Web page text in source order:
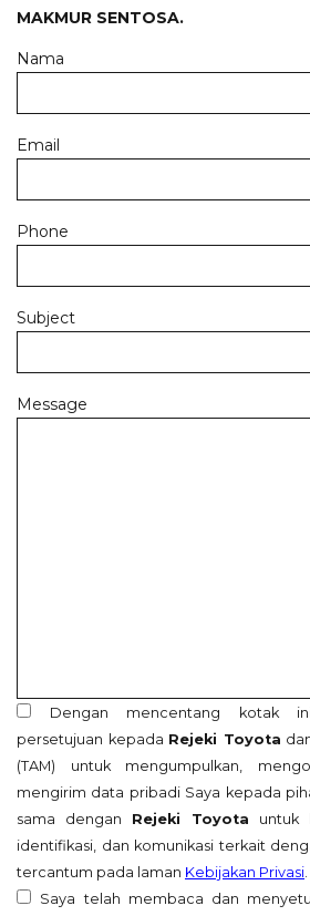
MAKMUR SENTOSA.
Nama
Email
Phone
Subject
Message
Dengan mencentang kotak
persetujuan kepada Rejeki Toyota
(TAM) untuk mengumpulkan,
mengirim data pribadi Saya kepada
sama dengan Rejeki Toyota untuk
identifikasi, dan komunikasi terkait
tercantum pada laman Kebijakan Privasi.
Saya telah membaca dan